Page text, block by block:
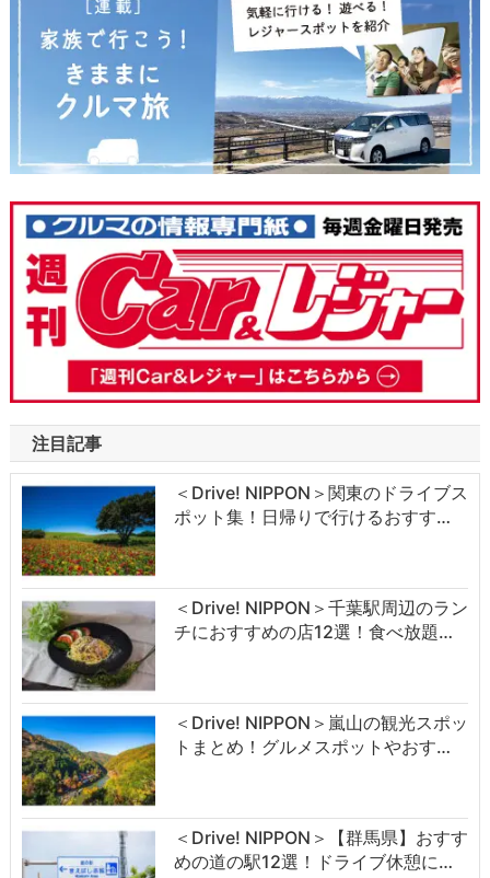
注目記事
＜Drive! NIPPON＞関東のドライブス
ポット集！日帰りで行けるおすす…
＜Drive! NIPPON＞千葉駅周辺のラン
チにおすすめの店12選！食べ放題…
＜Drive! NIPPON＞嵐山の観光スポッ
トまとめ！グルメスポットやおす…
＜Drive! NIPPON＞【群馬県】おすす
めの道の駅12選！ドライブ休憩に…